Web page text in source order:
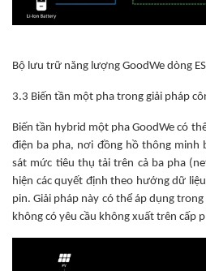
Bộ lưu trữ năng lượng GoodWe dòng
3.3 Biến tần một pha trong giải pháp
Biến tần hybrid một pha GoodWe có
điện ba pha, nơi đồng hồ thông minh
sát mức tiêu thụ tải trên cả ba pha
hiện các quyết định theo hướng dữ
pin. Giải pháp này có thể áp dụng
không có yêu cầu không xuất trên cấp